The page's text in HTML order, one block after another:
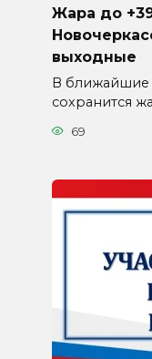
Жара до
выходные
В ближайшие
сохранится
69